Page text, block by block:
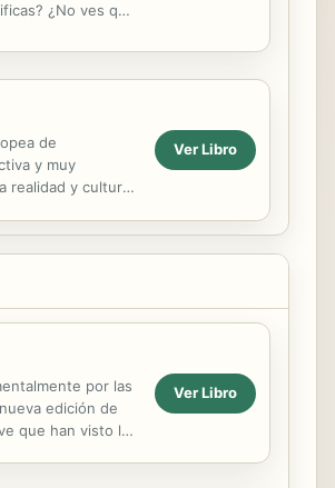
¿No ves que
de
y muy
realidad y cultura
Ver Libro
por las
edición de
que han visto la
Ver Libro